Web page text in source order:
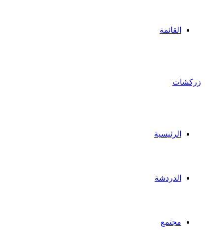
القائمة
زركشات
الرئيسية
الدردشة
مجتمع